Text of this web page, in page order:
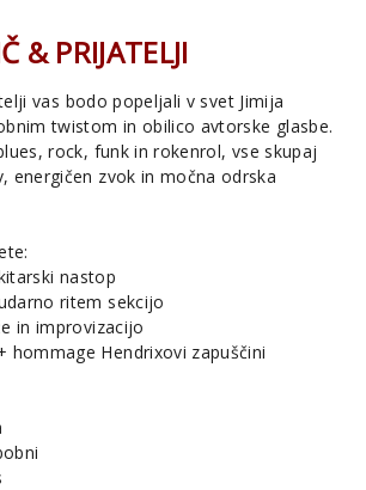
& PRIJATELJI
vas bodo popeljali v svet Jimija
twistom in obilico avtorske glasbe.
rock, funk in rokenrol, vse skupaj
energičen zvok in močna odrska
nastop
ritem sekcijo
in improvizacijo
hommage Hendrixovi zapuščini